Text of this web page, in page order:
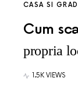
CASA SI
Cum
propria
1.5K VIEWS